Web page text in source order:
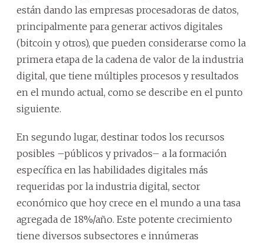
están dando las empresas procesadoras de datos,
principalmente para generar activos digitales
(bitcoin y otros), que pueden considerarse como la
primera etapa de la cadena de valor de la industria
digital, que tiene múltiples procesos y resultados
en el mundo actual, como se describe en el punto
siguiente.
En segundo lugar, destinar todos los recursos
posibles –públicos y privados– a la formación
específica en las habilidades digitales más
requeridas por la industria digital, sector
económico que hoy crece en el mundo a una tasa
agregada de 18%/año. Este potente crecimiento
tiene diversos subsectores e innúmeras